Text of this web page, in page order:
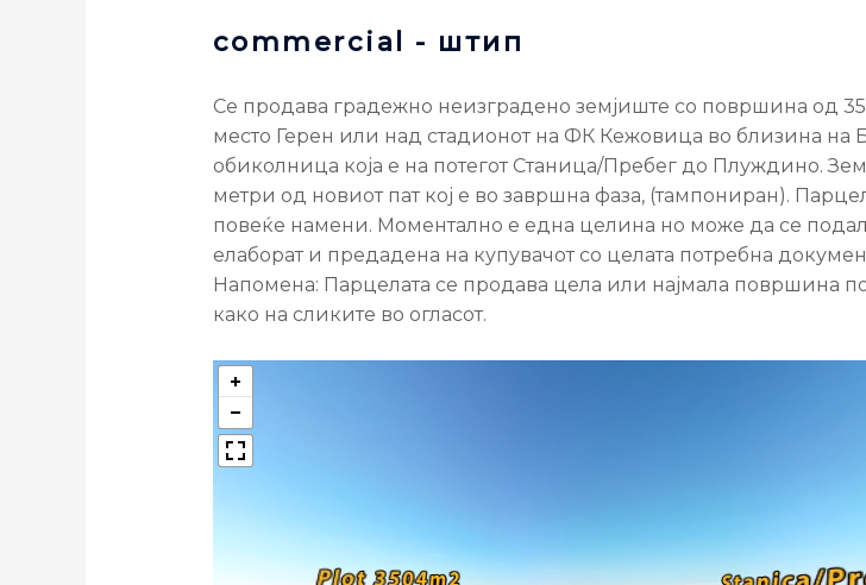
commercial - штип
Се продава градежно неизградено земјиште со површина од
место Герен или над стадионот на ФК Кежовица во близина
обиколница која е на потегот Станица/Пребег до Плуждино.
метри од новиот пат кој е во завршна фаза, (тампониран).
повеќе намени. Моментално е една целина но може да се
елаборат и предадена на купувачот со целата потребна
Напомена: Парцелата се продава цела или најмала површина
како на сликите во огласот.